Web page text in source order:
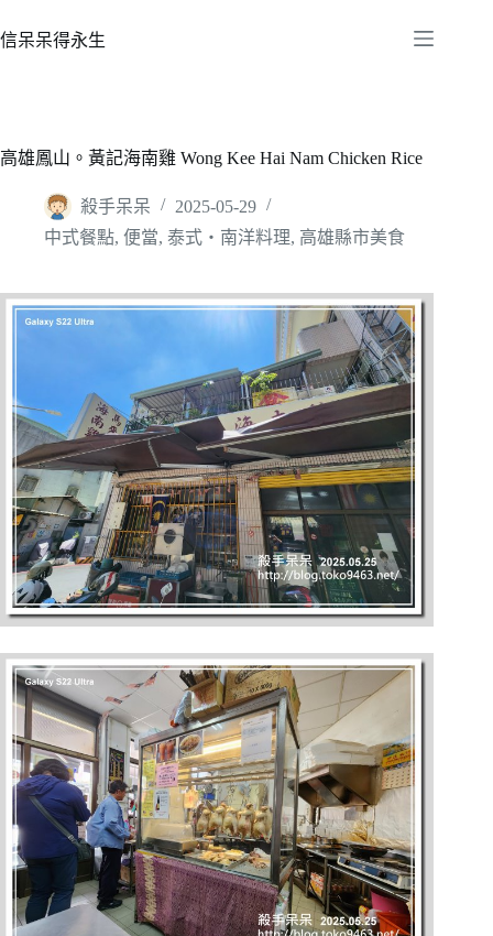
至
容
信呆呆得永生
高雄鳳山。黃記海南雞 Wong Kee Hai Nam Chicken Rice
殺手呆呆
2025-05-29
中式餐點, 便當, 泰式‧南洋料理, 高雄縣市美食